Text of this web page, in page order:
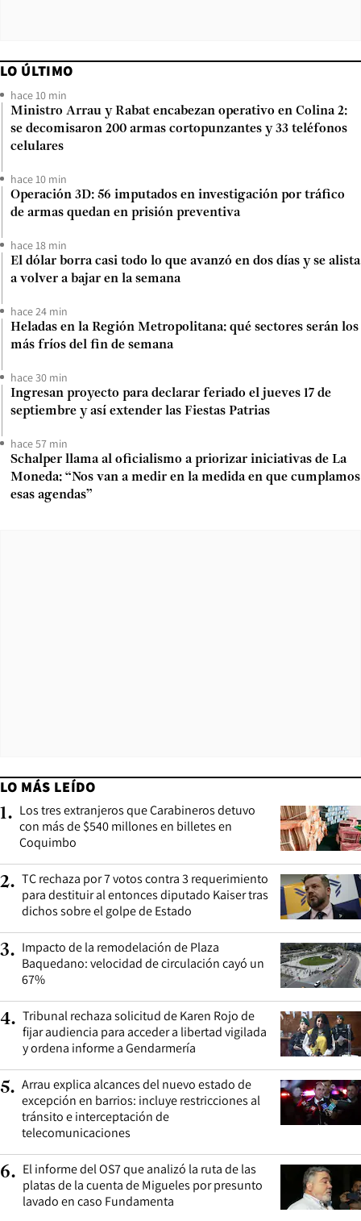
LO ÚLTIMO
hace 10 min
Ministro Arrau y Rabat encabezan operativo en Colina 2:
se decomisaron 200 armas cortopunzantes y 33 teléfonos
celulares
hace 10 min
Operación 3D: 56 imputados en investigación por tráfico
de armas quedan en prisión preventiva
hace 18 min
El dólar borra casi todo lo que avanzó en dos días y se alista
a volver a bajar en la semana
hace 24 min
Heladas en la Región Metropolitana: qué sectores serán los
más fríos del fin de semana
hace 30 min
Ingresan proyecto para declarar feriado el jueves 17 de
septiembre y así extender las Fiestas Patrias
hace 57 min
Schalper llama al oficialismo a priorizar iniciativas de La
Moneda: “Nos van a medir en la medida en que cumplamos
esas agendas”
LO MÁS LEÍDO
1. Los tres extranjeros que Carabineros detuvo
con más de $540 millones en billetes en
Coquimbo
2. TC rechaza por 7 votos contra 3 requerimiento
para destituir al entonces diputado Kaiser tras
dichos sobre el golpe de Estado
3. Impacto de la remodelación de Plaza
Baquedano: velocidad de circulación cayó un
67%
4. Tribunal rechaza solicitud de Karen Rojo de
fijar audiencia para acceder a libertad vigilada
y ordena informe a Gendarmería
5. Arrau explica alcances del nuevo estado de
excepción en barrios: incluye restricciones al
tránsito e interceptación de
telecomunicaciones
6. El informe del OS7 que analizó la ruta de las
platas de la cuenta de Migueles por presunto
lavado en caso Fundamenta